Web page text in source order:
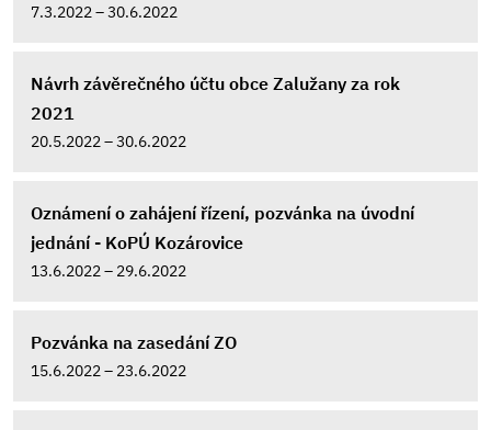
7.3.2022 – 30.6.2022
Návrh závěrečného účtu obce Zalužany za rok
2021
20.5.2022 – 30.6.2022
Oznámení o zahájení řízení, pozvánka na úvodní
jednání - KoPÚ Kozárovice
13.6.2022 – 29.6.2022
Pozvánka na zasedání ZO
15.6.2022 – 23.6.2022